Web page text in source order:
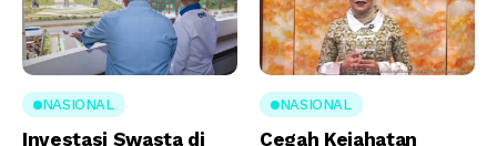
NASIONAL
Investasi Swasta di
NASIONAL
Cegah Kejahatan